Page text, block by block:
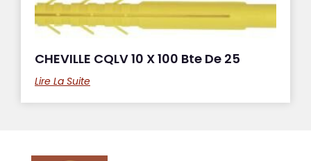
CHEVILLE CQLV 10 X 100 Bte De 25
Lire La Suite